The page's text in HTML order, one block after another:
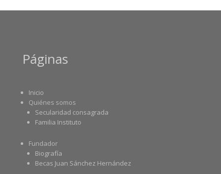
Páginas
Inicio
Quiénes somos
Secularidad consagrada
Familia Instituto
Fundador
Biografía
Becas Juan Sánchez Hernández